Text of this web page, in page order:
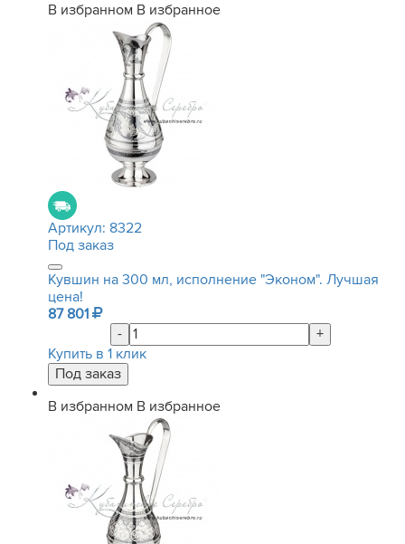
В избранном В избранное
Артикул: 8322
Под заказ
Кувшин на 300 мл, исполнение "Эконом". Лучшая
цена!
87 801
-
+
Купить в 1 клик
В избранном В избранное